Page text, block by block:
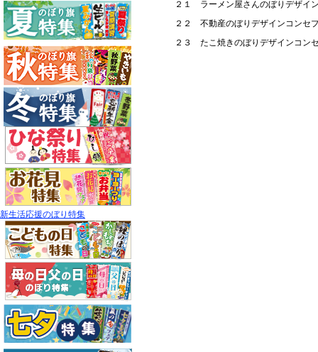
新生活応援のぼり特集
２１ ラーメン屋さんのぼりデザイ
２２ 不動産のぼりデザインコンセ
２３ たこ焼きのぼりデザインコン